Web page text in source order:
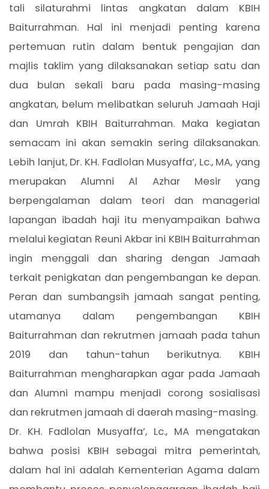
tali silaturahmi lintas angkatan dalam KBIH
Baiturrahman. Hal ini menjadi penting karena
pertemuan rutin dalam bentuk pengajian dan
majlis taklim yang dilaksanakan setiap satu dan
dua bulan sekali baru pada masing-masing
angkatan, belum melibatkan seluruh Jamaah Haji
dan Umrah KBIH Baiturrahman. Maka kegiatan
semacam ini akan semakin sering dilaksanakan.
Lebih lanjut, Dr. KH. Fadlolan Musyaffa’, Lc., MA, yang
merupakan Alumni Al Azhar Mesir yang
berpengalaman dalam teori dan managerial
lapangan ibadah haji itu menyampaikan bahwa
melalui kegiatan Reuni Akbar ini KBIH Baiturrahman
ingin menggali dan sharing dengan Jamaah
terkait penigkatan dan pengembangan ke depan.
Peran dan sumbangsih jamaah sangat penting,
utamanya dalam pengembangan KBIH
Baiturrahman dan rekrutmen jamaah pada tahun
2019 dan tahun-tahun berikutnya. KBIH
Baiturrahman mengharapkan agar pada Jamaah
dan Alumni mampu menjadi corong sosialisasi
dan rekrutmen jamaah di daerah masing-masing.
Dr. KH. Fadlolan Musyaffa’, Lc., MA mengatakan
bahwa posisi KBIH sebagai mitra pemerintah,
dalam hal ini adalah Kementerian Agama dalam